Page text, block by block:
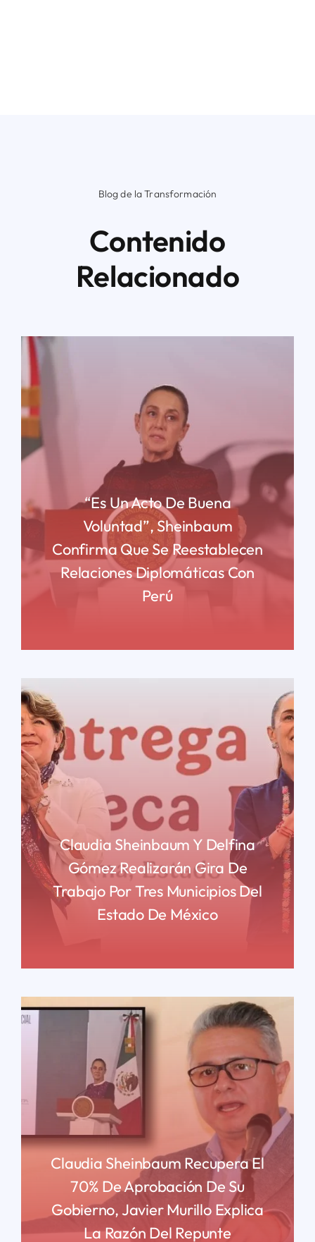
Blog de la Transformación
Contenido
Relacionado
“Es Un Acto De Buena
Voluntad”, Sheinbaum
Confirma Que Se Reestablecen
Relaciones Diplomáticas Con
Perú
Claudia Sheinbaum Y Delfina
Gómez Realizarán Gira De
Trabajo Por Tres Municipios Del
Estado De México
Claudia Sheinbaum Recupera El
70% De Aprobación De Su
Gobierno, Javier Murillo Explica
La Razón Del Repunte